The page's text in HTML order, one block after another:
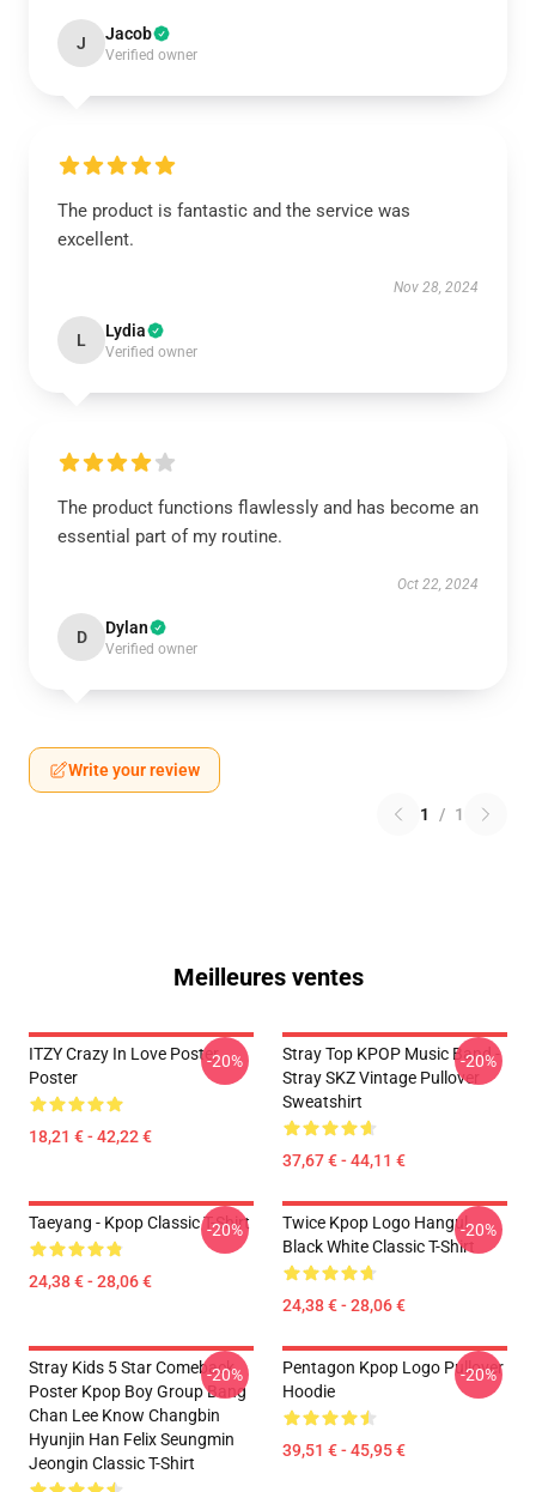
J Jacob
Verified owner
The product is fantastic and the service was
excellent.
Nov 28, 2024
L Lydia
Verified owner
The product functions flawlessly and has become an
essential part of my routine.
Oct 22, 2024
D Dylan
Verified owner
Write your review
1 / 1
Meilleures ventes
ITZY Crazy In Love Poster
Poster
18,21 € - 42,22 €
-20%
Stray Top KPOP Music Band -
Stray SKZ Vintage Pullover
Sweatshirt
37,67 € - 44,11 €
-20%
Taeyang - Kpop Classic T-Shirt
24,38 € - 28,06 €
-20%
Twice Kpop Logo Hangul
Black White Classic T-Shirt
24,38 € - 28,06 €
-20%
Stray Kids 5 Star Comeback
Poster Kpop Boy Group Bang
Chan Lee Know Changbin
Hyunjin Han Felix Seungmin
Jeongin Classic T-Shirt
-20%
Pentagon Kpop Logo Pullover
Hoodie
39,51 € - 45,95 €
-20%